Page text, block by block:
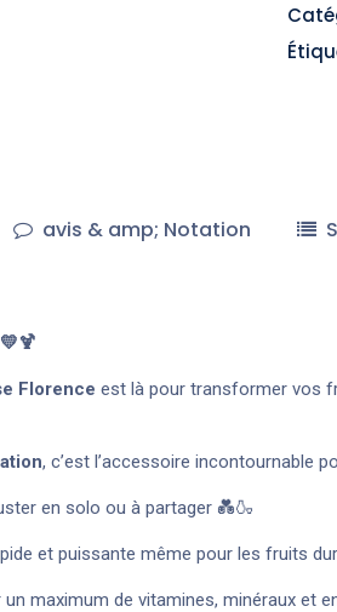
avis & amp; Notation
Florence est là pour transformer vos
, c’est l’accessoire incontournable
en solo ou à partager 💑🍶
et puissante même pour les fruits
maximum de vitamines, minéraux et